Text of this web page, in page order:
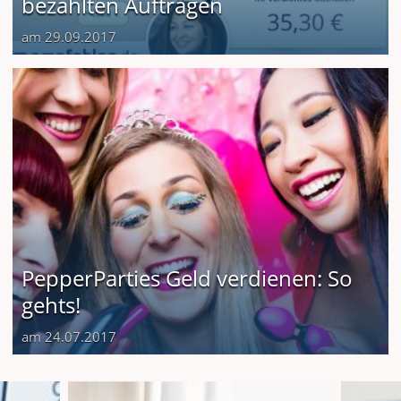
am 29.09.2017
PepperParties Geld verdienen: So
gehts!
am 24.07.2017